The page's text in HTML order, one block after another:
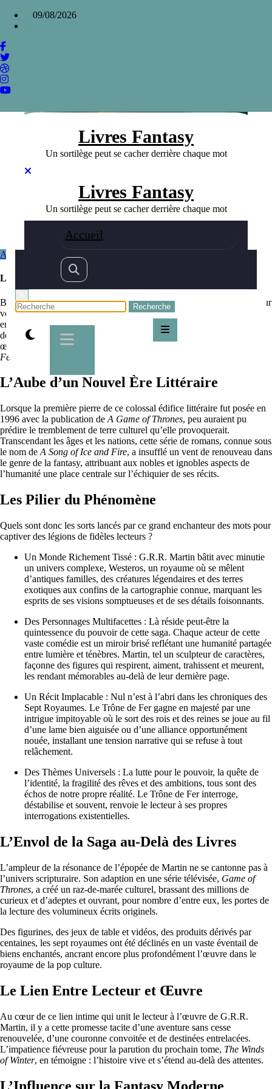
contenu
09/08/2026
Livres Fantasy
Un sortilège peut se cacher derrière chaque mot
Livres Fantasy
Un sortilège peut se cacher derrière chaque mot
Accueil
Le succès mondial du Trône de Fer de
Georges RR Martin
Auteurs Fanatsy
Le succès mondial du Trône de Fer de Georges RR Martin
Bienvenue, voyageurs des terres fantastiques et bibliophiles érudits, sur
votre très apprécié portail vers les sagas épiques et les mondes
enchanteurs. Ce jour, je me propose, plume à la main et âme emplie
des chants des bardes, de vous conter le succès phénoménal d’une
œuvre qui a redéfini le paysage de la fantasy moderne :
Fer
L’Aube d’un Nouvel Ère Littéraire
Lorsque la première pierre de ce colossal édifice littéraire fut posée en
1996 avec la publication de A Game of Thrones, peu auraient pu
prédire le tremblement de terre culturel qu’elle provoquerait.
Transcendant les âges et les nations, cette série de romans, connue sous
le nom de A Song of Ice and Fire, a insufflé un vent de renouveau dans
le genre de la fantasy, attribuant aux nobles et ignobles aspects de
l’humanité une place centrale sur l’échiquier de ses récits.
Les Pilier du Phénomène
Quels sont donc les sorts lancés par ce grand enchanteur des mots pour
captiver des légions de fidèles lecteurs ?
Un Monde Richement Tissé : G.R.R. Martin bâtit avec minutie
un univers complexe, Westeros, un royaume où se mêlent
d’antiques familles, des créatures légendaires et des terres
exotiques aux confins de la cartographie connue, marquant les
esprits de ses visions somptueuses et de ses détails foisonnants.
Des Personnages Multifacettes : Là réside peut-être la
quintessence du pouvoir de cette saga. Chaque acteur de cette
vaste comédie est un miroir brisé reflétant une humanité partagée
entre lumière et ténèbres. Martin, tel un sculpteur de caractères,
façonne des figures qui respirent, aiment, trahissent et meurent,
les rendant mémorables au-delà de leur dernière page.
Un Récit Implacable : Nul n’est à l’abri dans les chroniques des
Sept Royaumes. Le Trône de Fer gagne en majesté par une
intrigue impitoyable où le sort des rois et des reines se joue au fil
d’une lame bien aiguisée ou d’une alliance opportunément
nouée, installant une tension narrative qui se refuse à tout
relâchement.
Des Thèmes Universels : La lutte pour le pouvoir, la quête de
l’identité, la fragilité des rêves et des ambitions, tous sont des
échos de notre propre réalité. Le Trône de Fer interroge,
déstabilise et souvent, renvoie le lecteur à ses propres
interrogations existentielles.
L’Envol de la Saga au-Delà des Livres
L’ampleur de la résonance de l’épopée de Martin ne se cantonne pas à
l’univers scripturaire. Son adaption en une série télévisée, Game of
Thrones, a créé un raz-de-marée culturel, brassant des millions de
curieux et d’adeptes et ouvrant, pour nombre d’entre eux, les portes de
la lecture des volumineux écrits originels.
Des figurines, des jeux de table et vidéos, des produits dérivés par
centaines, les sept royaumes ont été déclinés en un vaste éventail de
biens enchantés, ancrant encore plus profondément l’œuvre dans le
royaume de la pop culture.
Le Lien Entre Lecteur et Œuvre
Au cœur de ce lien intime qui unit le lecteur à l’œuvre de G.R.R.
Martin, il y a cette promesse tacite d’une aventure sans cesse
renouvelée, d’une couronne convoitée et de destinées entrelacées.
L’impatience fiévreuse pour la parution du prochain tome, The Winds
of Winter, en témoigne : l’histoire vive et s’étend au-delà des attentes.
L’Influence sur la Fantasy Moderne